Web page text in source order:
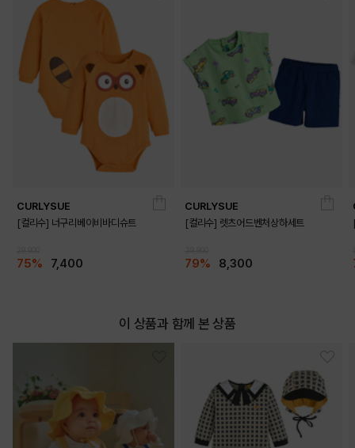
CURLYSUE
[컬리수] 너구리베이비바디슈트
75% 7,400
CURLYSUE
[컬리수] 렛츠어드벤처상하세트
79% 8,300
이 상품과 함께 본 상품